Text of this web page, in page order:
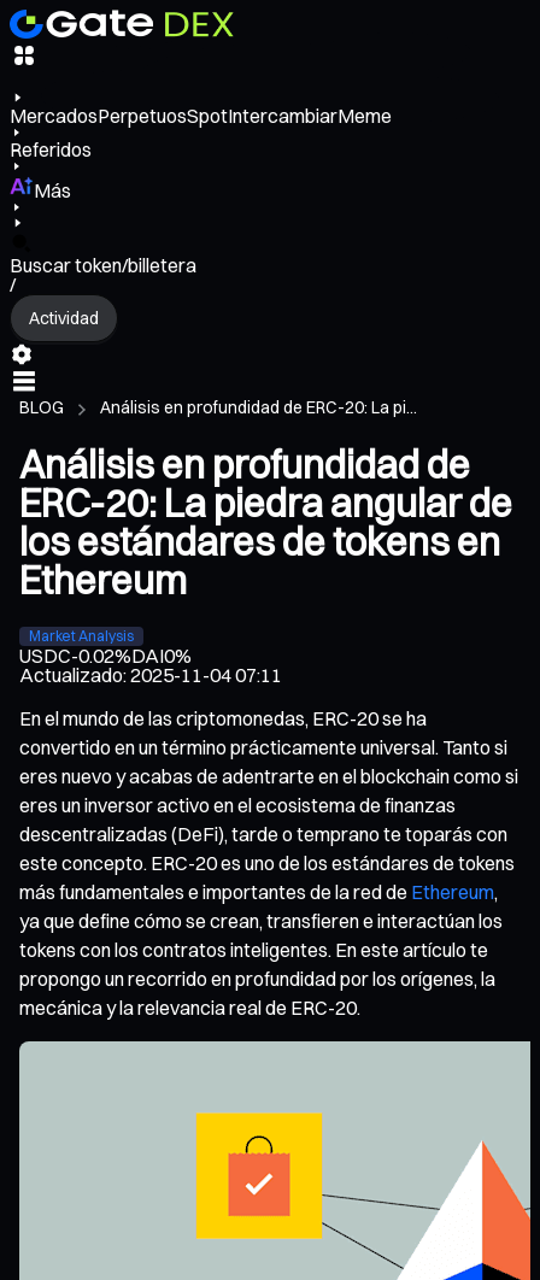
MercadosPerpetuosSpotIntercambiarMeme
Referidos
Más
Buscar token/billetera
/
Actividad
BLOG Análisis en profundidad de ERC-20: La pi...
Análisis en profundidad de
ERC-20: La piedra angular de
los estándares de tokens en
Ethereum
Market Analysis
USDC-0.02%DAI0%
Actualizado:2025-11-04 07:11
En el mundo de las criptomonedas, ERC-20 se ha
convertido en un término prácticamente universal. Tanto si
eres nuevo y acabas de adentrarte en el blockchain como si
eres un inversor activo en el ecosistema de finanzas
descentralizadas (DeFi), tarde o temprano te toparás con
este concepto. ERC-20 es uno de los estándares de tokens
más fundamentales e importantes de la red de Ethereum,
ya que define cómo se crean, transfieren e interactúan los
tokens con los contratos inteligentes. En este artículo te
propongo un recorrido en profundidad por los orígenes, la
mecánica y la relevancia real de ERC-20.